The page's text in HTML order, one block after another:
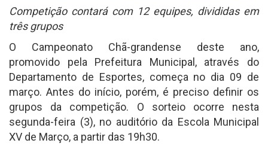
Competição contará com 12 equipes, divididas em
três grupos
O Campeonato Chã-grandense deste ano,
promovido pela Prefeitura Municipal, através do
Departamento de Esportes, começa no dia 09 de
março. Antes do início, porém, é preciso definir os
grupos da competição. O sorteio ocorre nesta
segunda-feira (3), no auditório da Escola Municipal
XV de Março, a partir das 19h30.